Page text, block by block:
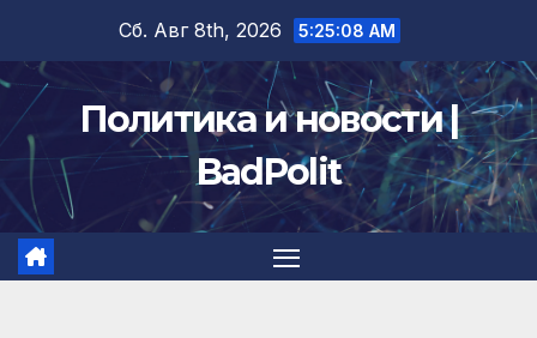
содержимому
Сб. Авг 8th, 2026 5:25:09 AM
Политика и новости |
BadPolit